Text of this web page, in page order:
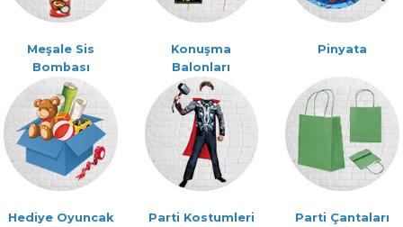
Meşale Sis
Bombası
Konuşma
Balonları
Pinyata
Hediye Oyuncak Parti Kostumleri Parti Çantaları